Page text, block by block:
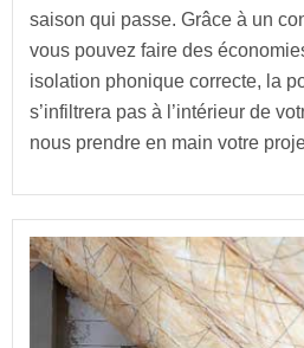
saison qui passe. Grâce à un
vous pouvez faire des
isolation phonique correcte, la
s’infiltrera pas à l’intérieur de
nous prendre en main votre